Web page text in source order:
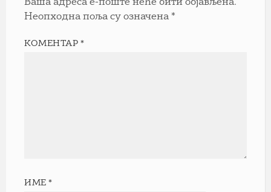
Ваша адреса е-поште неће бити објављена.
Неопходна поља су означена *
КОМЕНТАР*
ИМЕ*